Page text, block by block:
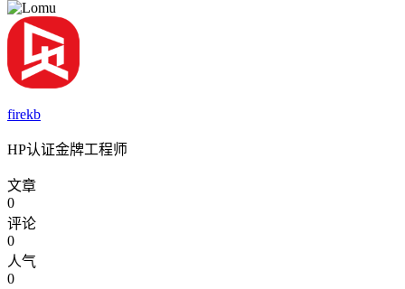
firekb
HP认证金牌工程师
文章
0
评论
0
人气
0